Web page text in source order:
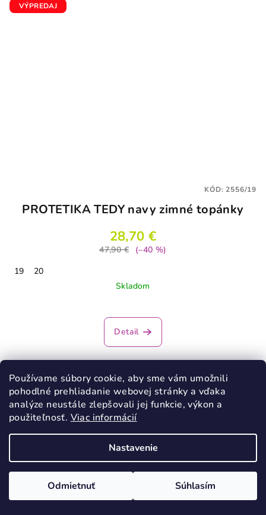
Používame súbory cookie, aby sme vám umožnili
pohodlné prehliadanie webovej stránky a vďaka
analýze neustále zlepšovali jej funkcie, výkon a
použiteľnosť. Viac informácií
Nastavenie
Odmietnuť Súhlasím
VÝPREDAJ
PROTETIKA TEDY navy zimné topánky
28,70 €
47,90 €
(–40 %)
19
20
Skladom
Detail
KÓD:2556/19
VÝPREDAJ